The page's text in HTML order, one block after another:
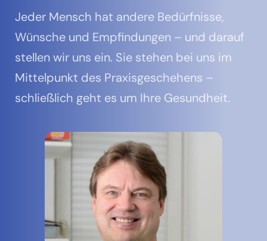
Jeder Mensch hat andere Bedürfnisse,
Wünsche und Empfindungen – und darauf
stellen wir uns ein. Sie stehen bei uns im
Mittelpunkt des Praxisgeschehens –
schließlich geht es um Ihre Gesundheit.